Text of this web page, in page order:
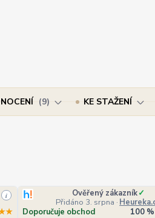
9 KE STAŽENÍ
i Ověřený zákazník✓
Přidáno 3. srpna ·
Doporučuje obchod 100 %